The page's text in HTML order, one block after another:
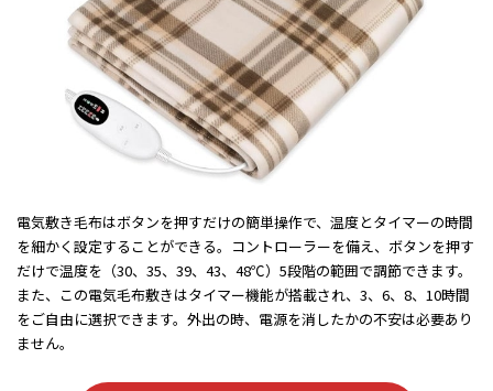
電気敷き毛布はボタンを押すだけの簡単操作で、温度とタイマーの時間
を細かく設定することができる。コントローラーを備え、ボタンを押す
だけで温度を（30、35、39、43、48℃）5段階の範囲で調節できます。
また、この電気毛布敷きはタイマー機能が搭載され、3、6、8、10時間
をご自由に選択できます。外出の時、電源を消したかの不安は必要あり
ません。